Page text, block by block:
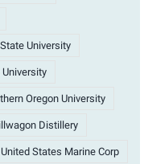
University
University
Oregon University
Distillery
United States Marine Corp